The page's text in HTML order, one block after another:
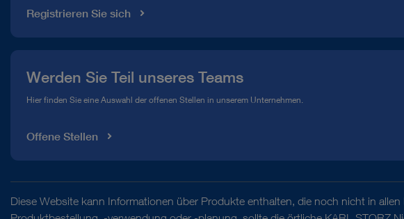
Registrieren Sie sich
Werden Sie Teil unseres Teams
Hier finden Sie eine Auswahl der offenen Stellen in unserem Unternehmen.
Offene Stellen
Diese Website kann Informationen über Produkte enthalten, die noch nicht in